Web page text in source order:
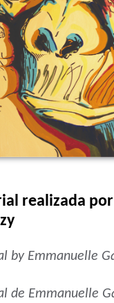
realizada
by Emmanuelle
de Emmanuelle